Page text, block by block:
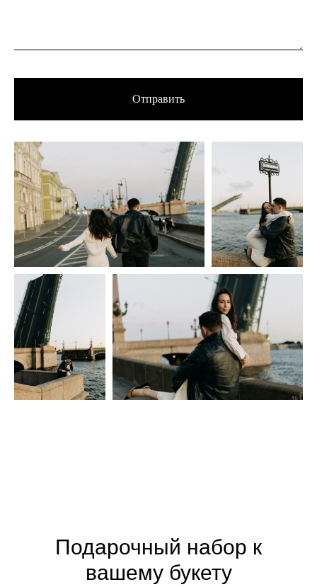
Отправить
Подарочный набор к
вашему букету